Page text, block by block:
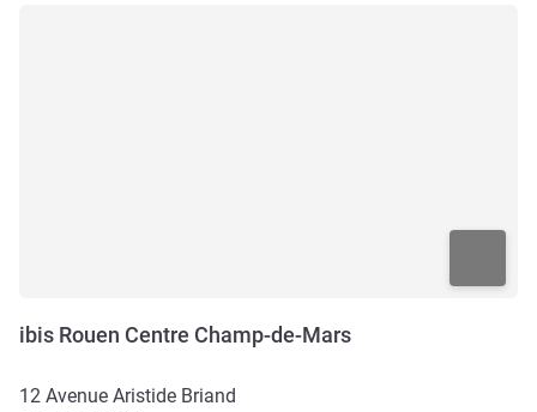
ibis Rouen Centre Champ-de-Mars
12 Avenue Aristide Briand